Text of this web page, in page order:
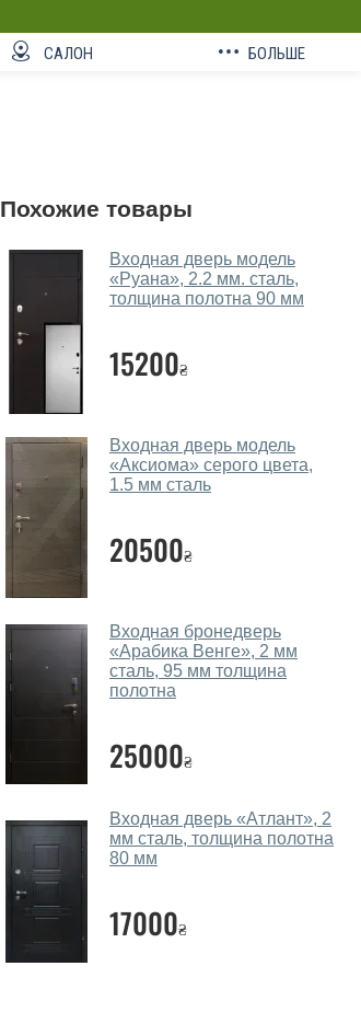
САЛОН БОЛЬШЕ
Похожие товары
Входная дверь модель
«Руана», 2.2 мм. сталь,
толщина полотна 90 мм
15200₴
Входная дверь модель
«Аксиома» серого цвета,
1.5 мм сталь
20500₴
Входная бронедверь
«Арабика Венге», 2 мм
сталь, 95 мм толщина
полотна
25000₴
Входная дверь «Атлант», 2
мм сталь, толщина полотна
80 мм
17000₴